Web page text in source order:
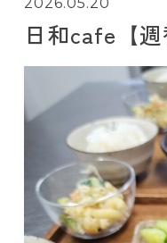
日和cafe【週